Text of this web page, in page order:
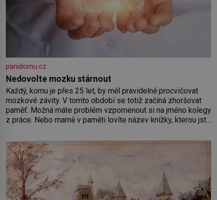
panidomu.cz
Nedovolte mozku stárnout
Každý, komu je přes 25 let, by měl pravidelně procvičovat
mozkové závity. V tomto období se totiž začíná zhoršovat
paměť. Možná máte problém vzpomenout si na jméno kolegy
z práce. Nebo marně v paměti lovíte název knížky, kterou jste
paměť rozhodla stávkovat. Cvičte